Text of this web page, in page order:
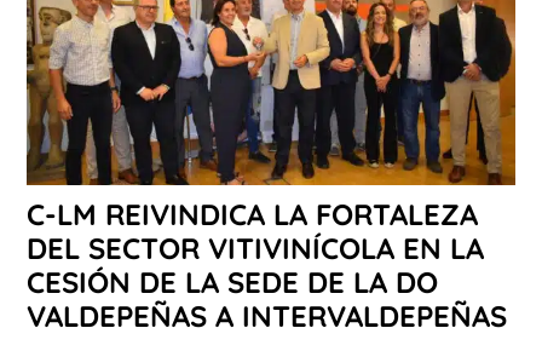
C-LM REIVINDICA LA FORTALEZA
DEL SECTOR VITIVINÍCOLA EN LA
CESIÓN DE LA SEDE DE LA DO
VALDEPEÑAS A INTERVALDEPEÑAS